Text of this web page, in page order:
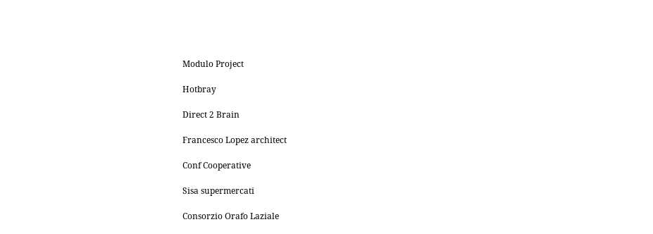
Modulo Project
Hotbray
Direct 2 Brain
Francesco Lopez architect
Conf Cooperative
Sisa supermercati
Consorzio Orafo Laziale